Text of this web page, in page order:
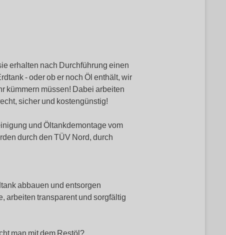
erhalten nach Durchführung einen
- oder ob er noch Öl enthält, wir
kümmern müssen! Dabei arbeiten
sicher und kostengünstig!
und Öltankdemontage vom
durch den TÜV Nord, durch
abbauen und entsorgen
arbeiten transparent und sorgfältig
man mit dem Restöl?